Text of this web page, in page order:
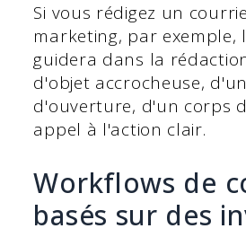
Si vous rédigez un
marketing, par exemple,
guidera dans la
d'objet accrocheuse,
d'ouverture, d'un corps
appel à l'action clair.
Workflows de
basés sur des